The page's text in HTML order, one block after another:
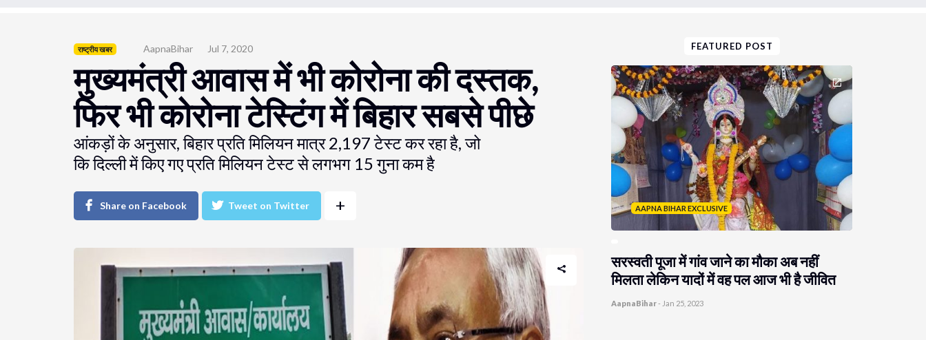
राष्ट्रीय खबर AapnaBihar Jul 7, 2020
मुख्यमंत्री आवास में भी कोरोना की दस्तक,
फिर भी कोरोना टेस्टिंग में बिहार सबसे पीछे
आंकड़ों के अनुसार, बिहार प्रति मिलियन मात्र 2,197 टेस्ट कर रहा है, जो
कि दिल्ली में किए गए प्रति मिलियन टेस्ट से लगभग 15 गुना कम है
Share on Facebook Tweet on Twitter +
FEATURED POST
AAPNA BIHAR EXCLUSIVE
सरस्वती पूजा में गांव जाने का मौका अब नहीं
मिलता लेकिन यादों में वह पल आज भी है जीवित
AapnaBihar- Jan 25, 2023